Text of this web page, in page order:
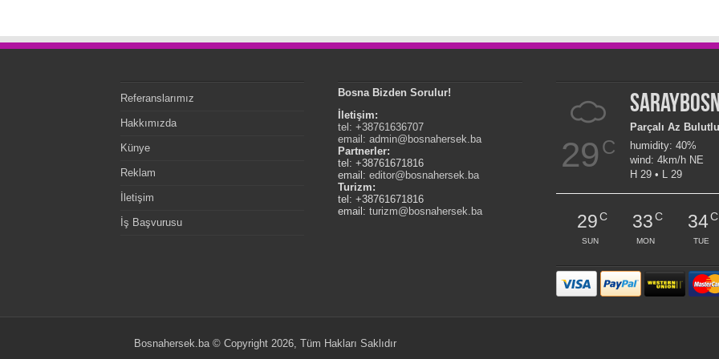
Referanslarımız
Hakkımızda
Künye
Reklam
İletişim
İş Başvurusu
Bosna Bizden Sorulur!
İletişim:
tel: +38761636707
email:admin@bosnahersek.ba
Partnerler:
tel: +38761671816
email:editor@bosnahersek.ba
Turizm:
tel: +38761671816
email:turizm@bosnahersek.ba
29 C
Parçalı Az Bulutlu
humidity: 40%
wind: 4km/h NE
H 29 • L 29
29C
SUN
33C
MON
34C
TUE
Bosnahersek.ba © Copyright 2026, Tüm Hakları Saklıdır